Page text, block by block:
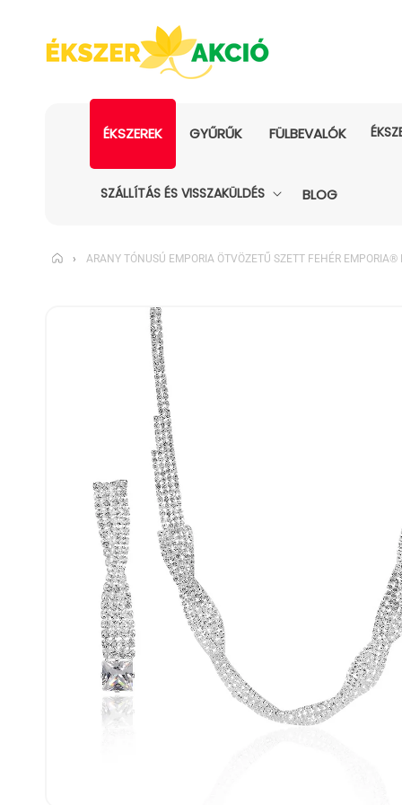
ÉKSZEREK GYŰRŰK FÜLBEVALÓK
SZÁLLÍTÁS ÉS VISSZAKÜLDÉS BLOG
› ARANY TÓNUSÚ EMPORIA ÖTVÖZETŰ SZETT FEHÉR EMPORIA®